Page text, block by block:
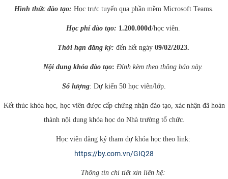
Hình thức đào tạo: Học trực tuyến qua phần mềm Microsoft Teams.
Học phí đào tạo: 1.200.000đ/học viên.
Thời hạn đăng ký: đến hết ngày 09/02/2023.
Nội dung khóa đào tạo: Đính kèm theo thông báo này.
Số lượng: Dự kiến 50 học viên/lớp.
Kết thúc khóa học, học viên được cấp chứng nhận đào tạo, xác nhận đã hoàn
thành nội dung khóa học do Nhà trường tổ chức.
Học viên đăng ký tham dự khóa học theo link:
https://by.com.vn/GIQ28
Thông tin chi tiết xin liên hệ: